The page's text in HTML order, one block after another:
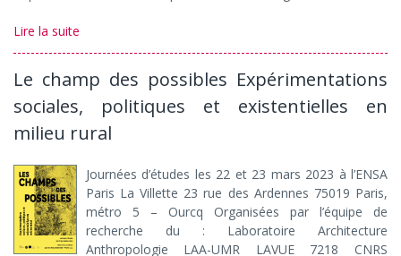
Lire la suite
Le champ des possibles Expérimentations
sociales, politiques et existentielles en
milieu rural
Journées d’études les 22 et 23 mars 2023 à l’ENSA
Paris La Villette 23 rue des Ardennes 75019 Paris,
métro 5 – Ourcq Organisées par l’équipe de
recherche du : Laboratoire Architecture
Anthropologie LAA-UMR LAVUE 7218 CNRS